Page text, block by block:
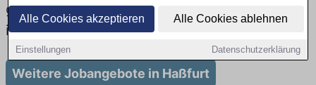
Alle Cookies akzeptieren Alle Cookies ablehnen
Einstellungen Datenschutzerklärung
gibt es keine Stellenangebote für Ausbildung
in Haßfurt
Weitere Jobangebote in Haßfurt